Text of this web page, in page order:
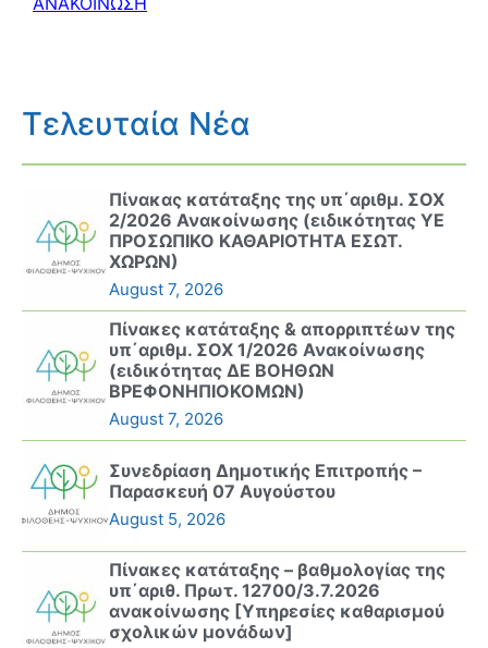
Τελευταία Νέα
Πίνακας κατάταξης της υπ΄αριθμ. ΣΟΧ
2/2026 Ανακοίνωσης (ειδικότητας ΥΕ
ΠΡΟΣΩΠΙΚΟ ΚΑΘΑΡΙΟΤΗΤΑ ΕΣΩΤ.
ΧΩΡΩΝ)
August 7, 2026
Πίνακες κατάταξης & απορριπτέων της
υπ΄αριθμ. ΣΟΧ 1/2026 Ανακοίνωσης
(ειδικότητας ΔΕ ΒΟΗΘΩΝ
ΒΡΕΦΟΝΗΠΙΟΚΟΜΩΝ)
August 7, 2026
Συνεδρίαση Δημοτικής Επιτροπής –
Παρασκευή 07 Αυγούστου
August 5, 2026
Πίνακες κατάταξης – βαθμολογίας της
υπ΄αριθ. Πρωτ. 12700/3.7.2026
ανακοίνωσης [Υπηρεσίες καθαρισμού
σχολικών μονάδων]